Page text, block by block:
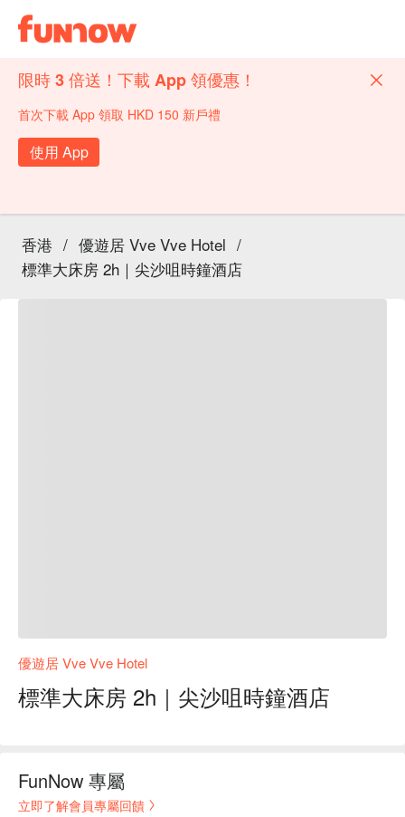
限時 3 倍送！下載 App 領優惠！
首次下載 App 領取 HKD 150 新戶禮
使用 App
香港 / 優遊居 Vve Vve Hotel /
標準大床房 2h｜尖沙咀時鐘酒店
優遊居 Vve Vve Hotel
標準大床房 2h｜尖沙咀時鐘酒店
FunNow 專屬
立即了解會員專屬回饋